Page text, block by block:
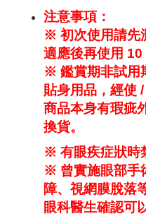
注意事項：
※ 初次使用請先
適應後再使用 10
※ 鑑賞期非試用
貼身用品，經使
商品本身有瑕疵
換貨。
※ 有眼疾症狀時
※ 曾實施眼部手
障、視網膜脫落
眼科醫生確認可